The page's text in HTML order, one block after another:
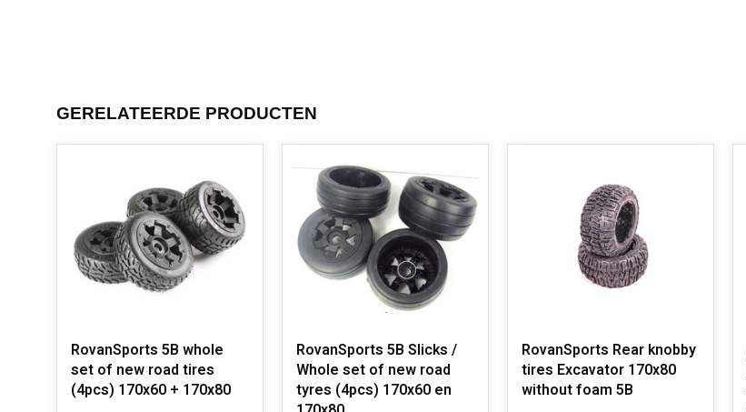
GERELATEERDE PRODUCTEN
RovanSports 5B whole
set of new road tires
(4pcs) 170x60 + 170x80
RovanSports 5B Slicks /
Whole set of new road
tyres (4pcs) 170x60 en
RovanSports Rear knobby
tires Excavator 170x80
without foam 5B